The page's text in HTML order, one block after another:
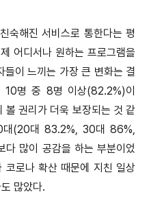
숙해진 서비스로 통한다는 평
어디서나 원하는 프로그램을
들이 느끼는 가장 큰 변화는 결
10명 중 8명 이상(82.2%)이
권리가 더욱 보장되는 것 같
대(20대 83.2%, 30대 86%,
많이 공감을 하는 부분이었
로나 확산 때문에 지친 일상
많았다.